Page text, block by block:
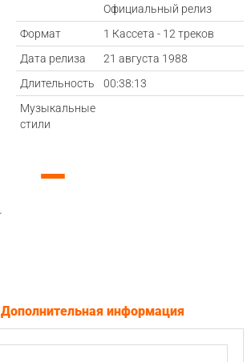
Официальный релиз
Формат
1 Кассета - 12 треков
Дата релиза
21 августа 1988
Длительность
00:38:13
Музыкальные
стили
—
Дополнительная информация